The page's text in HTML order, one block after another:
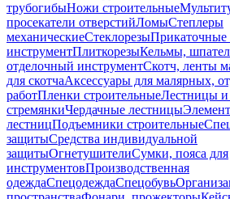
трубогибыНожи строительные
просекатели отверстийЛомыСтеплеры
механическиеСтеклорезыПрикаточные
инструментПлиткорезыКельмы,
отделочный инструментСкотч, ленты
для скотчаАксессуары для малярных,
работПленки строительныеЛестницы и
стремянкиЧердачные лестницы
лестницПодъемники строительные
защитыСредства индивидуальной
защитыОгнетушителиСумки, пояса для
инструментовПроизводственная
одеждаСпецодеждаСпецобувь